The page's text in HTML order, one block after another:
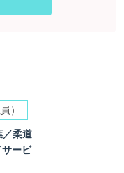
）
柔道
ービ